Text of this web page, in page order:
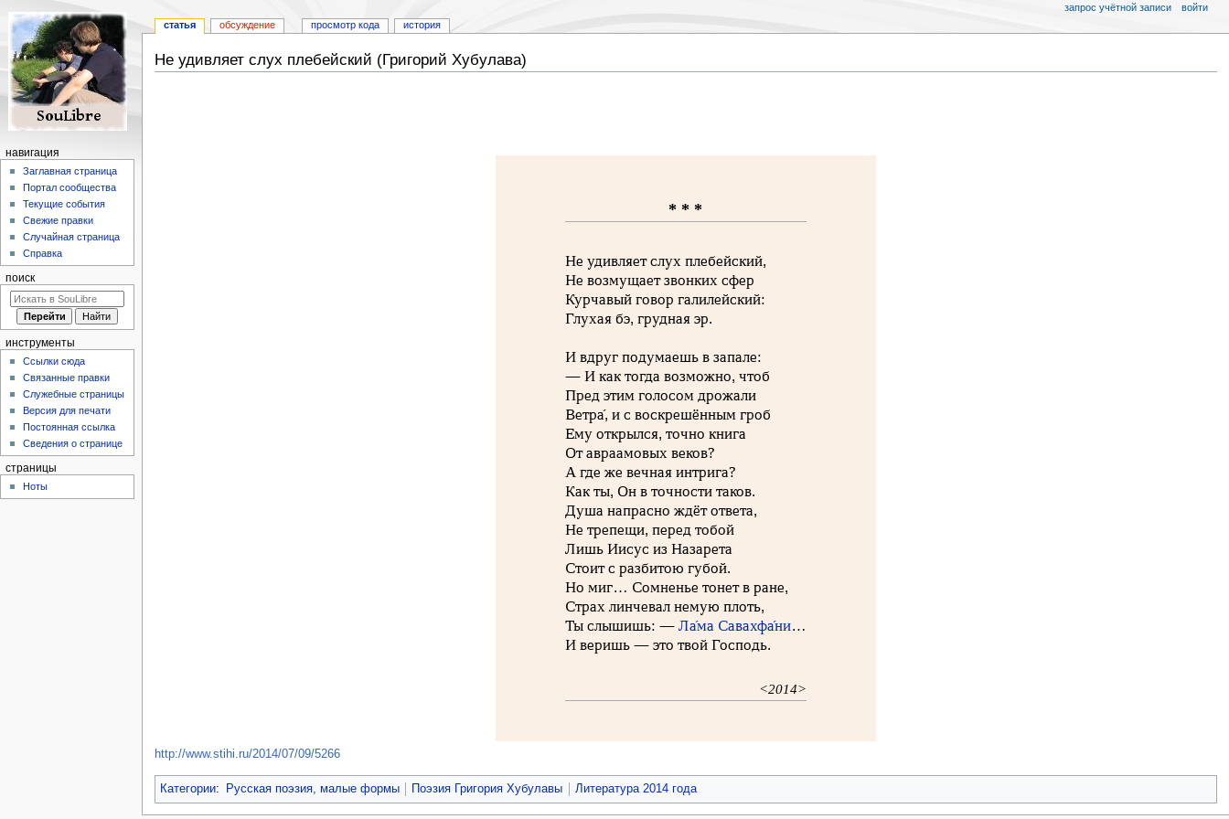
Не удивляет слух плебейский (Григорий Хубулава)
* * *
Не удивляет слух плебейский,
Не возмущает звонких сфер
Курчавый говор галилейский:
Глухая бэ, грудная эр.
И вдруг подумаешь в запале:
— И как тогда возможно, чтоб
Пред этим голосом дрожали
Ветра́, и с воскрешённым гроб
Ему открылся, точно книга
От авраамовых веков?
А где же вечная интрига?
Как ты, Он в точности таков.
Душа напрасно ждёт ответа,
Не трепещи, перед тобой
Лишь Иисус из Назарета
Стоит с разбитою губой.
Но миг… Сомненье тонет в ране,
Страх линчевал немую плоть,
Ты слышишь: — Ла́ма Савахфа́ни…
И веришь — это твой Господь.
<2014>
http://www.stihi.ru/2014/07/09/5266
Категории: Русская поэзия, малые формы Поэзия Григория Хубулавы Литература 2014 года
статья обсуждение просмотр кода история
запрос учётной записи войти
навигация
Заглавная страница
Портал сообщества
Текущие события
Свежие правки
Случайная страница
Справка
поиск
инструменты
Ссылки сюда
Связанные правки
Служебные страницы
Версия для печати
Постоянная ссылка
Сведения о странице
страницы
Ноты